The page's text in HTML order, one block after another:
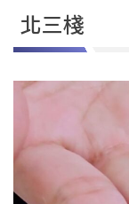
北三棧